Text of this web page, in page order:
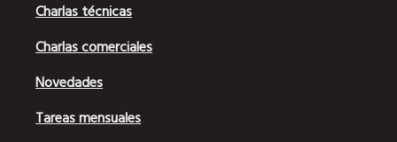
Charlas técnicas
Charlas comerciales
Novedades
Tareas mensuales